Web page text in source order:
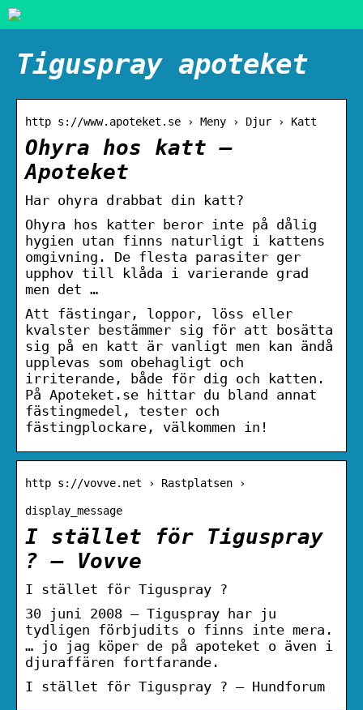
Tiguspray apoteket
http s://www.apoteket.se › Meny › Djur › Katt
Ohyra hos katt –
Apoteket
Har ohyra drabbat din katt?
Ohyra hos katter beror inte på dålig
hygien utan finns naturligt i kattens
omgivning. De flesta parasiter ger
upphov till klåda i varierande grad
men det …
Att fästingar, loppor, löss eller
kvalster bestämmer sig för att bosätta
sig på en katt är vanligt men kan ändå
upplevas som obehagligt och
irriterande, både för dig och katten.
På Apoteket.se hittar du bland annat
fästingmedel, tester och
fästingplockare, välkommen in!
http s://vovve.net › Rastplatsen ›
display_message
I stället för Tiguspray
? – Vovve
I stället för Tiguspray ?
30 juni 2008 — Tiguspray har ju
tydligen förbjudits o finns inte mera.
… jo jag köper de på apoteket o även i
djuraffären fortfarande.
I stället för Tiguspray ? – Hundforum